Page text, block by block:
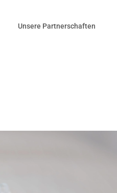
Unsere Partnerschaften